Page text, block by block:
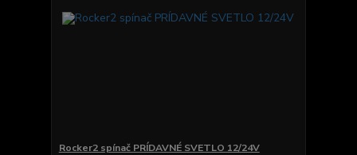
Rocker2 spínač PRÍDAVNÉ SVETLO 12/24V